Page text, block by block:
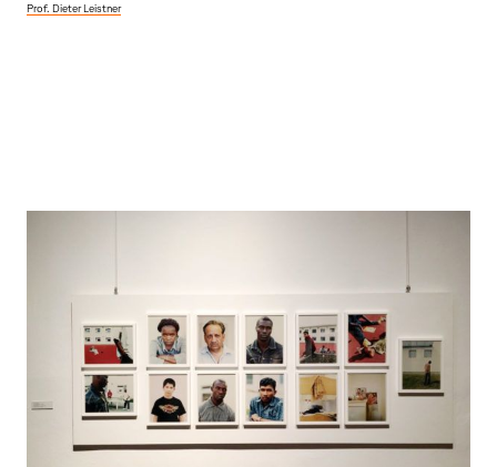
Prof. Dieter Leistner